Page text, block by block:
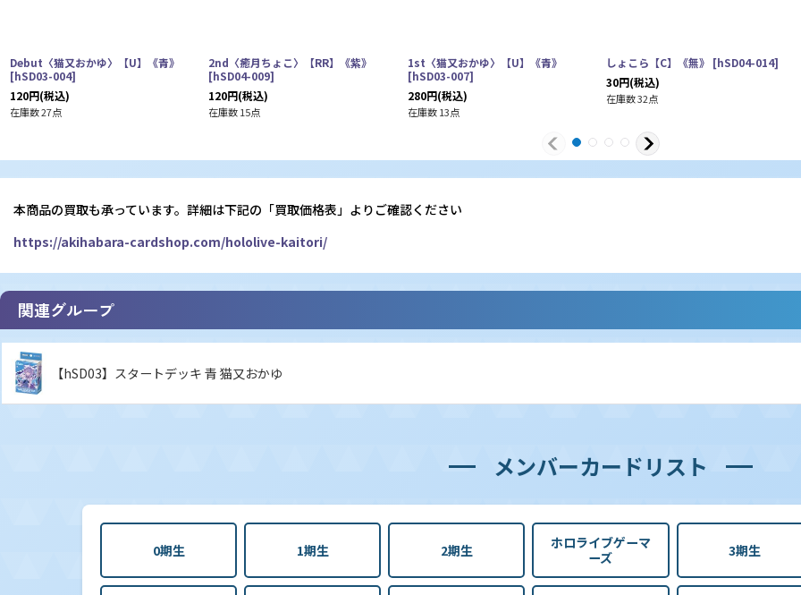
Debut〈猫又おかゆ〉【U】《青》
[hSD03-004]
120円(税込)
在庫数 27点
2nd〈癒月ちょこ〉【RR】《紫》
[hSD04-009]
120円(税込)
在庫数 15点
1st〈猫又おかゆ〉【U】《青》
[hSD03-007]
280円(税込)
在庫数 13点
しょこら【C】《無》 [hSD04-014]
30円(税込)
在庫数 32点
本商品の買取も承っています。詳細は下記の「買取価格表」よりご確認ください
https://akihabara-cardshop.com/hololive-kaitori/
関連グループ
【hSD03】スタートデッキ 青 猫又おかゆ
メンバーカードリスト
0期生 1期生 2期生
ホロライブゲーマ
ーズ
3期生